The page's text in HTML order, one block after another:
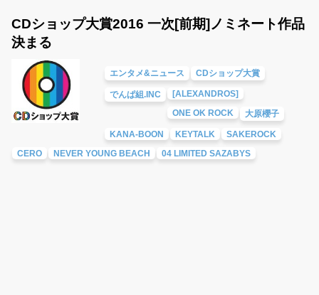
CDショップ大賞2016 一次[前期]ノミネート作品
決まる
エンタメ&ニュース CDショップ大賞
でんぱ組.INC
[ALEXANDROS]
ONE OK ROCK
大原櫻子
KANA-BOON KEYTALK
SAKEROCK
CERO
NEVER YOUNG BEACH 04 LIMITED SAZABYS